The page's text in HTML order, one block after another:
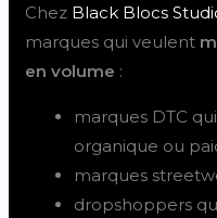
Chez Black Blocs
marques qui veulent
en volume :
marques DTC
organique ou
marques
dropshoppers